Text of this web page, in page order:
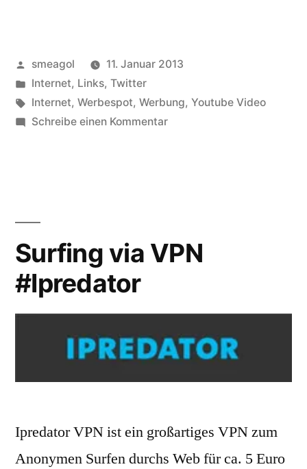
Veröffentlicht
von
smeagol
11. Januar 2013
Veröffentlicht
unter
Internet, Links, Twitter
Schlagwörter:
Internet, Werbespot, Werbung, Youtube Video
Schreibe einen Kommentarzu
Surfing via VPN
#Ipredator
Ipredator VPN ist ein großartiges VPN zum
Anonymen Surfen durchs Web für ca. 5 Euro